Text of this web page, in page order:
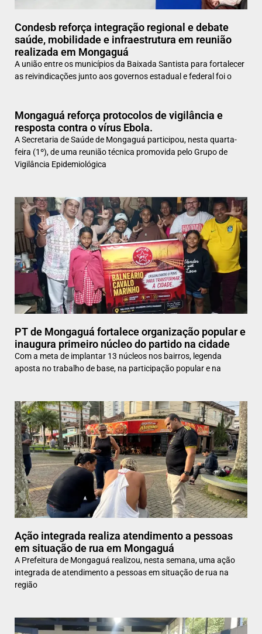
Condesb reforça integração regional e debate
saúde, mobilidade e infraestrutura em reunião
realizada em Mongaguá
A união entre os municípios da Baixada Santista para fortalecer
as reivindicações junto aos governos estadual e federal foi o
Mongaguá reforça protocolos de vigilância e
resposta contra o vírus Ebola.
A Secretaria de Saúde de Mongaguá participou, nesta quarta-
feira (1º), de uma reunião técnica promovida pelo Grupo de
Vigilância Epidemiológica
PT de Mongaguá fortalece organização popular e
inaugura primeiro núcleo do partido na cidade
Com a meta de implantar 13 núcleos nos bairros, legenda
aposta no trabalho de base, na participação popular e na
Ação integrada realiza atendimento a pessoas
em situação de rua em Mongaguá
A Prefeitura de Mongaguá realizou, nesta semana, uma ação
integrada de atendimento a pessoas em situação de rua na
região